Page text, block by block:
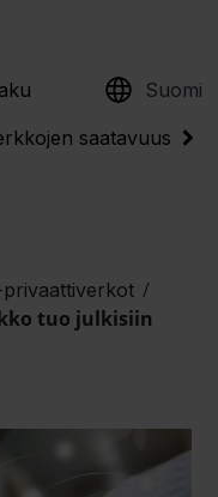
Suomi
English
saatavuus
privaattiverkot /
tuo julkisiin